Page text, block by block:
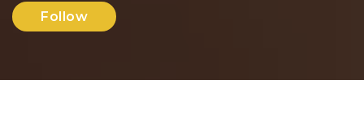
Follow